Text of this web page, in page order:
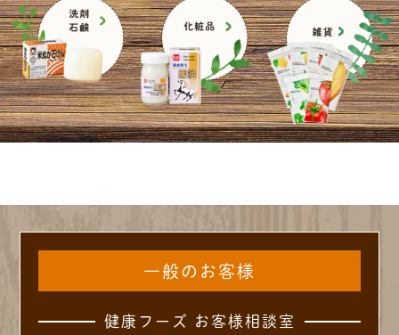
一般のお客様
健康フーズ お客様相談室